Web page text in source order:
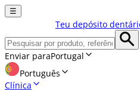
☰
Teu depósito
Enviar paraPortugal
Português
Clínica